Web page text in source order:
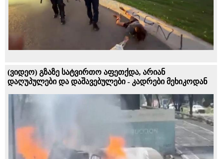
(ვიდეო) გზაზე სატვირთო აფეთქდა, არიან
დაღუპულები და დაშავებულები - კადრები მეხიკოდან